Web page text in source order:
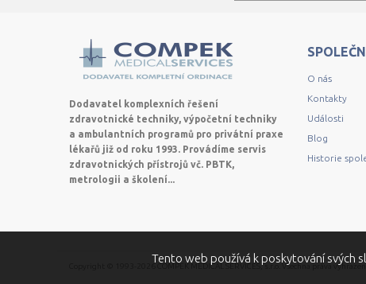
Dodavatel komplexních řešení
zdravotnické techniky, výpočetní techniky
a ambulantních programů pro privátní praxe
lékařů již od roku 1993. Provádíme servis
zdravotnických přístrojů vč. PBTK,
metrologii a školení...
O nás
Kontakty
Události
Blog
Historie
Copyright © 1993-2026 COMPEK MEDICAL SERVICES, s.r.o. Všechna práva
Tento web používá k poskytování svých